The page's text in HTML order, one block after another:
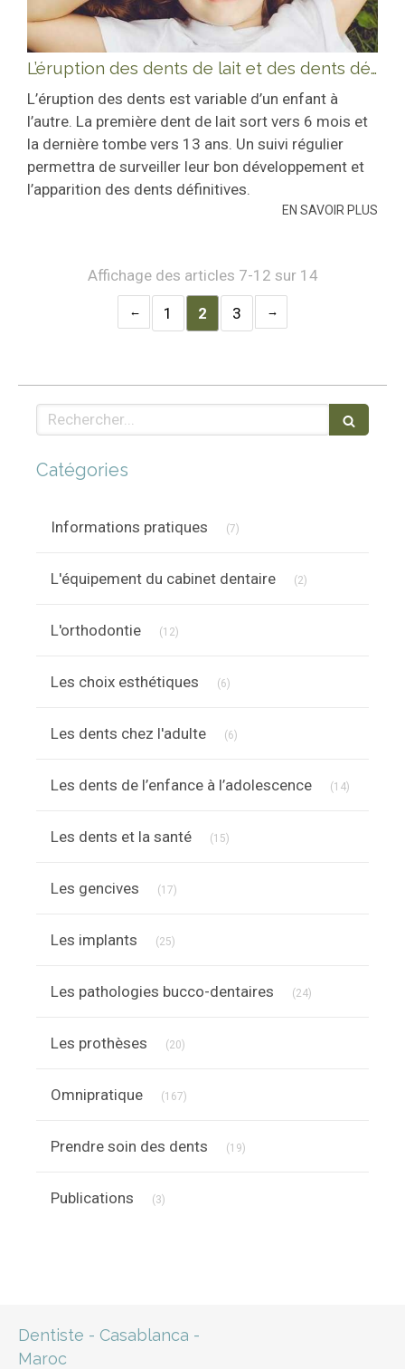
L’éruption des dents de lait et des dents définitives
L’éruption des dents est variable d’un enfant à
l’autre. La première dent de lait sort vers 6 mois et
la dernière tombe vers 13 ans. Un suivi régulier
permettra de surveiller leur bon développement et
l’apparition des dents définitives.
EN SAVOIR PLUS
Affichage des articles 7-12 sur 14
1 2 3
Rechercher
Catégories
Informations pratiques (7)
L'équipement du cabinet dentaire (2)
L'orthodontie (12)
Les choix esthétiques (6)
Les dents chez l'adulte (6)
Les dents de l’enfance à l’adolescence (14)
Les dents et la santé (15)
Les gencives (17)
Les implants (25)
Les pathologies bucco-dentaires (24)
Les prothèses (20)
Omnipratique (167)
Prendre soin des dents (19)
Publications (3)
Dentiste - Casablanca -
Maroc